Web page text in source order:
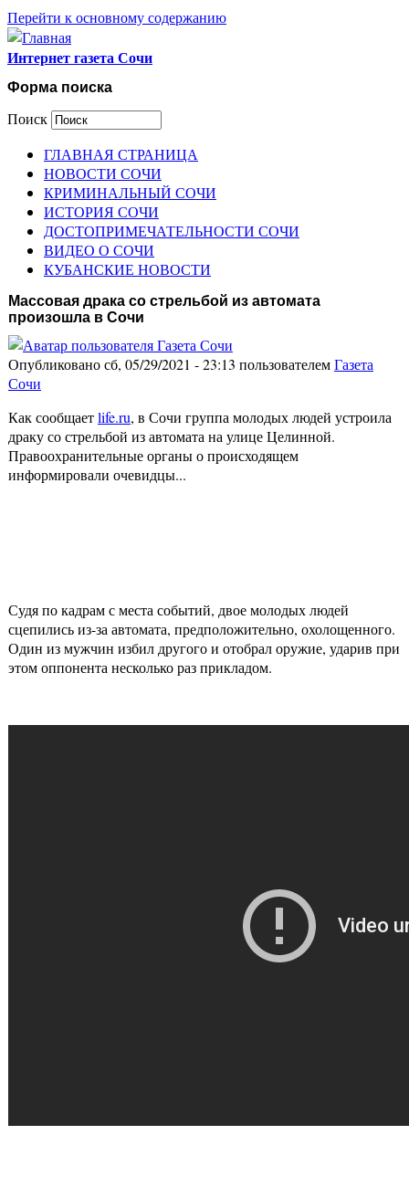
Перейти к основному содержанию
Интернет газета Сочи
Форма поиска
Поиск
ГЛАВНАЯ СТРАНИЦА
НОВОСТИ СОЧИ
КРИМИНАЛЬНЫЙ СОЧИ
ИСТОРИЯ СОЧИ
ДОСТОПРИМЕЧАТЕЛЬНОСТИ СОЧИ
ВИДЕО О СОЧИ
КУБАНСКИЕ НОВОСТИ
Массовая драка со стрельбой из автомата
произошла в Сочи
Опубликовано сб, 05/29/2021 - 23:13 пользователемГазета
Сочи
Как сообщаетlife.ru, в Сочи группа молодых людей устроила
драку со стрельбой из автомата на улице Целинной.
Правоохранительные органы о происходящем
информировали очевидцы...
Судя по кадрам с места событий, двое молодых людей
сцепились из-за автомата, предположительно, охолощенного.
Один из мужчин избил другого и отобрал оружие, ударив при
этом оппонента несколько раз прикладом.